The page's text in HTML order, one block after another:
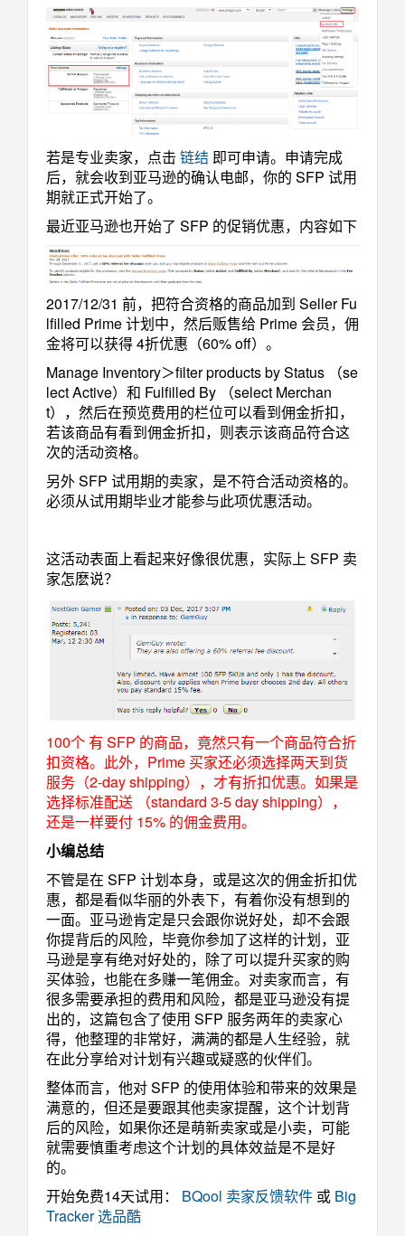
若是专业卖家，点击 链结 即可申请。申请完成
后，就会收到亚马逊的确认电邮，你的 SFP 试用
期就正式开始了。
最近亚马逊也开始了 SFP 的促销优惠，内容如下
2017/12/31 前，把符合资格的商品加到 Seller Fu
lfilled Prime 计划中，然后贩售给 Prime 会员，佣
金将可以获得 4折优惠（60% off）。
Manage Inventory＞filter products by Status （se
lect Active）和 Fulfilled By （select Merchan
t），然后在预览费用的栏位可以看到佣金折扣，
若该商品有看到佣金折扣，则表示该商品符合这
次的活动资格。
另外 SFP 试用期的卖家，是不符合活动资格的。
必须从试用期毕业才能参与此项优惠活动。
这活动表面上看起来好像很优惠，实际上 SFP 卖
家怎麽说？
100个 有 SFP 的商品，竟然只有一个商品符合折
扣资格。此外，Prime 买家还必须选择两天到货
服务（2-day shipping），才有折扣优惠。如果是
选择标准配送 （standard 3-5 day shipping），
还是一样要付 15% 的佣金费用。
小编总结
不管是在 SFP 计划本身，或是这次的佣金折扣优
惠，都是看似华丽的外表下，有着你没有想到的
一面。亚马逊肯定是只会跟你说好处，却不会跟
你提背后的风险，毕竟你参加了这样的计划，亚
马逊是享有绝对好处的，除了可以提升买家的购
买体验，也能在多赚一笔佣金。对卖家而言，有
很多需要承担的费用和风险，都是亚马逊没有提
出的，这篇包含了使用 SFP 服务两年的卖家心
得，他整理的非常好，满满的都是人生经验，就
在此分享给对计划有兴趣或疑惑的伙伴们。
整体而言，他对 SFP 的使用体验和带来的效果是
满意的，但还是要跟其他卖家提醒，这个计划背
后的风险，如果你还是萌新卖家或是小卖，可能
就需要慎重考虑这个计划的具体效益是不是好
的。
开始免费14天试用： BQool 卖家反馈软件 或 Big
Tracker 选品酷